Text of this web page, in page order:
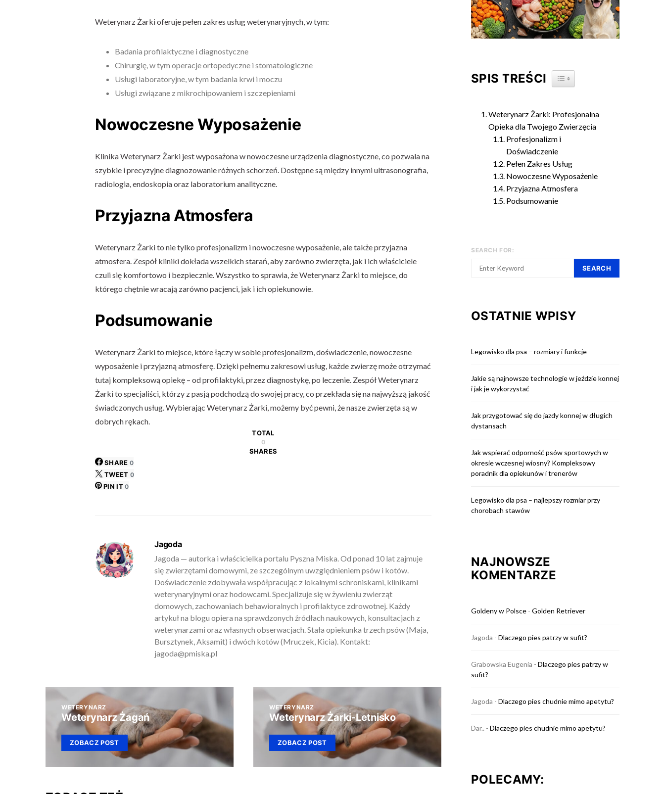
Weterynarz Żarki oferuje pełen zakres usług weterynaryjnych, w tym:
Badania profilaktyczne i diagnostyczne
Chirurgię, w tym operacje ortopedyczne i stomatologiczne
Usługi laboratoryjne, w tym badania krwi i moczu
Usługi związane z mikrochipowaniem i szczepieniami
Nowoczesne Wyposażenie
Klinika Weterynarz Żarki jest wyposażona w nowoczesne urządzenia diagnostyczne, co pozwala na
szybkie i precyzyjne diagnozowanie różnych schorzeń. Dostępne są między innymi ultrasonografia,
radiologia, endoskopia oraz laboratorium analityczne.
Przyjazna Atmosfera
Weterynarz Żarki to nie tylko profesjonalizm i nowoczesne wyposażenie, ale także przyjazna
atmosfera. Zespół kliniki dokłada wszelkich starań, aby zarówno zwierzęta, jak i ich właściciele
czuli się komfortowo i bezpiecznie. Wszystko to sprawia, że Weterynarz Żarki to miejsce, do
którego chętnie wracają zarówno pacjenci, jak i ich opiekunowie.
Podsumowanie
Weterynarz Żarki to miejsce, które łączy w sobie profesjonalizm, doświadczenie, nowoczesne
wyposażenie i przyjazną atmosferę. Dzięki pełnemu zakresowi usług, każde zwierzę może otrzymać
tutaj kompleksową opiekę – od profilaktyki, przez diagnostykę, po leczenie. Zespół Weterynarz
Żarki to specjaliści, którzy z pasją podchodzą do swojej pracy, co przekłada się na najwyższą jakość
świadczonych usług. Wybierając Weterynarz Żarki, możemy być pewni, że nasze zwierzęta są w
dobrych rękach.
TOTAL
0
SHARES
SHARE 0
TWEET 0
PIN IT 0
Jagoda
Jagoda — autorka i właścicielka portalu Pyszna Miska. Od ponad 10 lat zajmuje
się zwierzętami domowymi, ze szczególnym uwzględnieniem psów i kotów.
Doświadczenie zdobywała współpracując z lokalnymi schroniskami, klinikami
weterynaryjnymi oraz hodowcami. Specjalizuje się w żywieniu zwierząt
domowych, zachowaniach behawioralnych i profilaktyce zdrowotnej. Każdy
artykuł na blogu opiera na sprawdzonych źródłach naukowych, konsultacjach z
weterynarzami oraz własnych obserwacjach. Stała opiekunka trzech psów (Maja,
Bursztynek, Aksamit) i dwóch kotów (Mruczek, Kicia). Kontakt:
jagoda@pmiska.pl
WETERYNARZ
Weterynarz Żagań
ZOBACZ POST
WETERYNARZ
Weterynarz Żarki-Letnisko
ZOBACZ POST
SPIS TREŚCI TOGGLE TABLE OF CONTENT
Weterynarz Żarki: Profesjonalna
Opieka dla Twojego Zwierzęcia
Profesjonalizm i
Doświadczenie
Pełen Zakres Usług
Nowoczesne Wyposażenie
Przyjazna Atmosfera
Podsumowanie
SEARCH FOR:
SEARCH
OSTATNIE WPISY
Legowisko dla psa – rozmiary i funkcje
Jakie są najnowsze technologie w jeździe konnej
i jak je wykorzystać
Jak przygotować się do jazdy konnej w długich
dystansach
Jak wspierać odporność psów sportowych w
okresie wczesnej wiosny? Kompleksowy
poradnik dla opiekunów i trenerów
Legowisko dla psa – najlepszy rozmiar przy
chorobach stawów
NAJNOWSZE
KOMENTARZE
Goldeny w Polsce - Golden Retriever
Jagoda - Dlaczego pies patrzy w sufit?
Grabowska Eugenia - Dlaczego pies patrzy w
sufit?
Jagoda - Dlaczego pies chudnie mimo apetytu?
Dar.. - Dlaczego pies chudnie mimo apetytu?
POLECAMY: